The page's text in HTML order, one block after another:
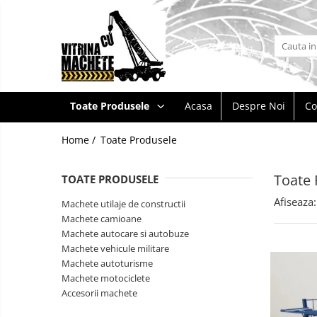
Toate Produsele
Machete utilaje de constructii
Machete macarale si alte utilaje de
terasamente
Alte machete de utilaje
Machete camioane
Machete basculante
Machete camioane
Toate Produsele Acasa Despre Noi
Home / Toate Produsele
Toate
TOATE PRODUSELE
Machete utilaje de constructii
Machete camioane
Machete autocare si autobuze
Machete vehicule militare
Machete autoturisme
Machete motociclete
Accesorii machete
Afiseaza: